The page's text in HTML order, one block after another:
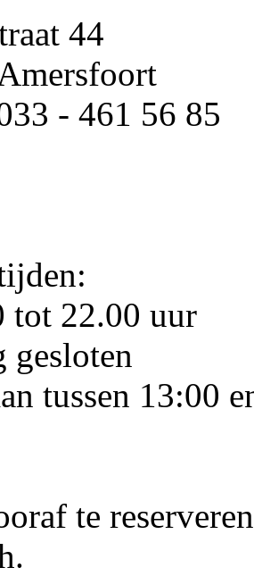
44
- 461 56 85
tot 22.00 uur
gesloten
tussen 13:00
te